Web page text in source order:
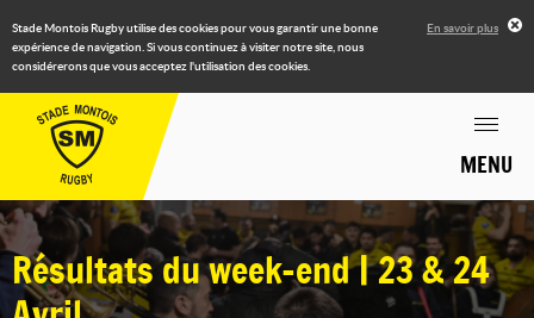
Stade Montois Rugby utilise des cookies pour vous garantir une bonne
expérience de navigation. Si vous continuez à visiter notre site, nous
considérerons que vous acceptez l'utilisation des cookies.
En savoir plus
MENU
Résultats du week-end | 23 & 24